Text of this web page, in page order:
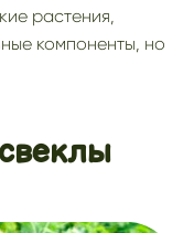
растения,
компоненты, но